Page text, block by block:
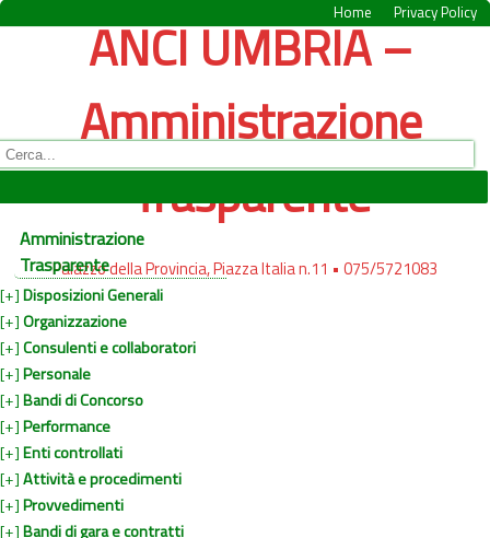
Privacy Policy
Home
ANCI UMBRIA –
Amministrazione
Trasparente
Palazzo della Provincia, Piazza Italia n.11 • 075/5721083
Amministrazione
Trasparente
[+]Disposizioni Generali
[+]Organizzazione
[+]Consulenti e collaboratori
[+]Personale
[+]Bandi di Concorso
[+]Performance
[+]Enti controllati
[+]Attività e procedimenti
[+]Provvedimenti
[+]Bandi di gara e contratti